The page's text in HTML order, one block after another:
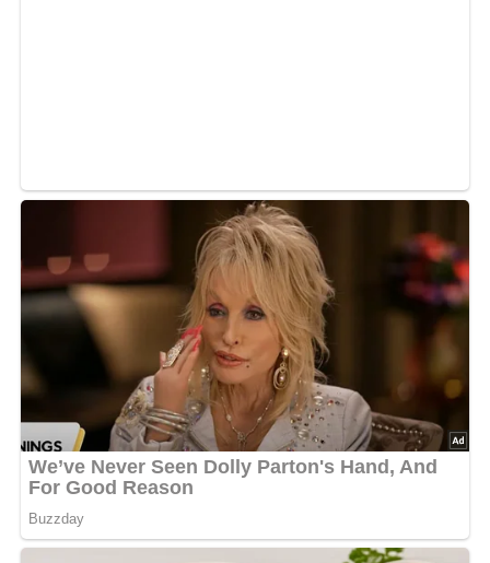
Kennst du schon unser tolles DDR-Quiz?
Was weißt du
noch alles über die DDR?Teste dein Wissen jetzt!
Haltbarkeit und Aufbewahrung
Die Erbsensuppe kann im Kühlschrank in einem
luftdichten Behälter für bis zu 3 Tage aufbewahrt werden.
Vor dem erneuten Erwärmen gut durchrühren.
Küchenutensilien